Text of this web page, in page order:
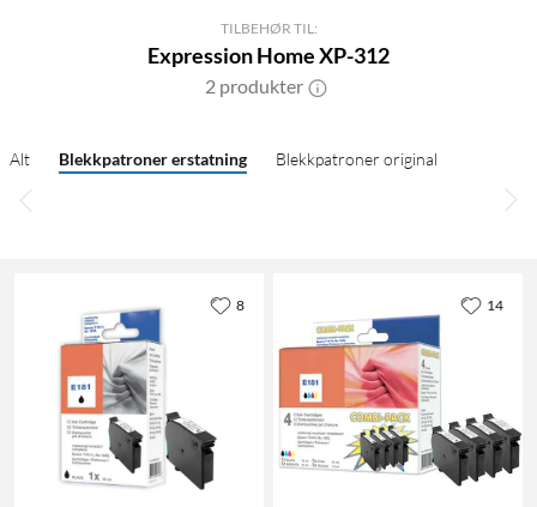
TILBEHØR TIL:
Expression Home XP-312
2 produkter
Alt Blekkpatroner erstatning Blekkpatroner original
8 14